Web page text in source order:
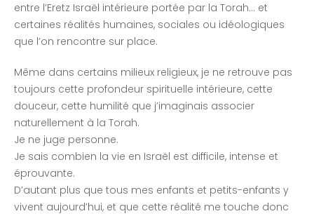
entre l’Eretz Israël intérieure portée par la Torah… et
certaines réalités humaines, sociales ou idéologiques
que l’on rencontre sur place.
Même dans certains milieux religieux, je ne retrouve pas
toujours cette profondeur spirituelle intérieure, cette
douceur, cette humilité que j’imaginais associer
naturellement à la Torah.
Je ne juge personne.
Je sais combien la vie en Israël est difficile, intense et
éprouvante.
D’autant plus que tous mes enfants et petits-enfants y
vivent aujourd’hui, et que cette réalité me touche donc